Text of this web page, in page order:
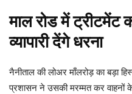
माल रोड में ट्रीटमेंट
व्यापारी देंगे धरना
नैनीताल की लोअर माँलरोड़ का बड़ा
प्रशासन ने उसकी मरम्मत कर वाहनों